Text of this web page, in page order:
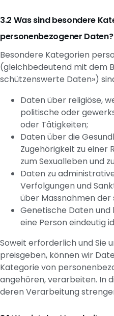
Was sind besondere
personenbezogener Daten?
Besondere Kategorien
(gleichbedeutend mit dem
schützenswerte Daten»)
Daten über religiöse,
politische oder
oder Tätigkeiten;
Daten über die
Zugehörigkeit zu einer
zum Sexualleben und
Daten zu
Verfolgungen und
über Massnahmen der
Genetische Daten
eine Person eindeutig
Soweit erforderlich und Sie
preisgeben, können wir
Kategorie von
angehören, verarbeiten. In
deren Verarbeitung